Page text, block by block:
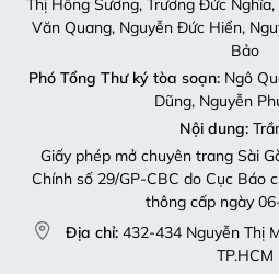
Thị Hồng Sương, Trương Đức
Văn Quang, Nguyễn Đức Hiển,
Bảo
Phó Tổng Thư ký tòa soạn:Ngô
Dũng, Nguyễn
Nội dung:
Giấy phép mở chuyên trang Sài
Chính số 29/GP-CBC do Cục Báo
thông cấp ngày
Địa chỉ: 432-434 Nguyễn Thị
TP.HCM